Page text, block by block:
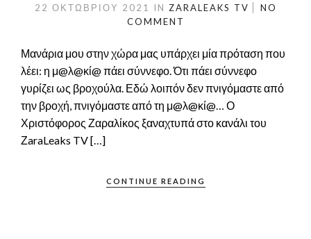
22 ΟΚΤΩΒΡΊΟΥ 2021 IN ZARALEAKS TV
NO
COMMENT
Μανάρια μου στην χώρα μας υπάρχει μία πρόταση που
λέει: η μ@λ@κί@ πάει σύννεφο. Ότι πάει σύννεφο
γυρίζει ως βροχούλα. Εδώ λοιπόν δεν πνιγόμαστε από
την βροχή, πνιγόμαστε από τη μ@λ@κί@… Ο
Χριστόφορος Ζαραλίκος ξαναχτυπά στο κανάλι του
ΖaraLeaks TV […]
CONTINUE READING